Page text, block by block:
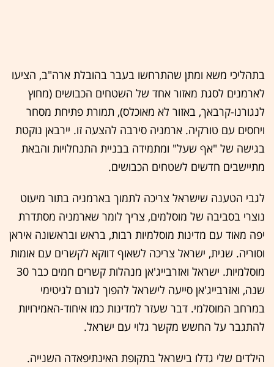
בתהליכי משא ומתן שהתרחשו בעבר בהובלת ארה"ב, הציעו
לארמנים לסגת מאזור אחד של השטחים הכבושים (מחוץ
לנגורנו-קרבאך, באזור לא מאוכלס), תמורת פתיחת מסחר
ויחסים עם טורקיה. ארמניה סירבה להצעה זו. יירבאן נוקטת
בגישה של "אף שעל" ומתמידה בבניית התנחלויות והבאת
מתיישבים חדשים לשטחים הכבושים.
לגבי הטענה שישראל צריכה לתמוך בארמניה בתור מיעוט
נוצרי בסביבה של מוסלמים, צריך לומר שארמניה מסתדרת
יפה מאוד עם מדינות מוסלמיות רבות, בראש ובראשונה איראן
וסוריה. שנית, ישראל צריכה לשאוף דווקא לקשרים עם אומות
מוסלמיות. ישראל ואזרבייג'אן מנהלות קשרים חמים כבר 30
שנה, ואזרבייג'אן סייעה לישראל להפוך לגורם לגיטימי
במרחב המוסלמי. דבר שעזר למדינות כמו איחוד-האמירויות
להתגבר על החשש מקשר גלוי עם ישראל.
הילדים שלי גדלו בישראל בתקופת האינתיפאדה השנייה.